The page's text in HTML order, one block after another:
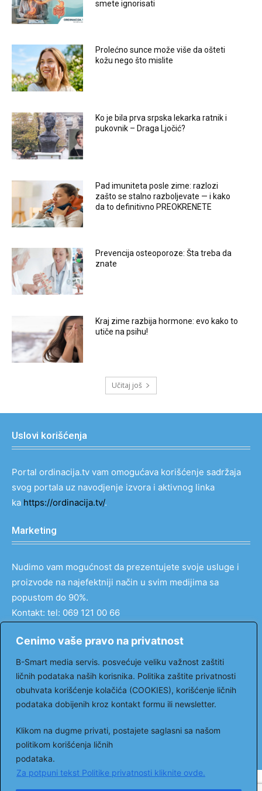
Cenimo vaše pravo na privatnost
B-Smart media servis. posvećuje veliku važnost zaštiti
ličnih podataka naših korisnika. Politika zaštite privatnosti
obuhvata korišćenje kolačića (COOKIES), korišćenje ličnih
podataka dobijenih kroz kontakt formu ili newsletter.
Klikom na dugme privati, postajete saglasni sa našom
politikom korišćenja ličnih
podataka.
Za potpuni tekst Politike privatnosti kliknite ovde.
smete ignorisati
Prolećno sunce može više da ošteti
kožu nego što mislite
Ko je bila prva srpska lekarka ratnik i
pukovnik – Draga Ljočić?
Pad imuniteta posle zime: razlozi
zašto se stalno razboljevate — i kako
da to definitivno PREOKRENETE
Prevencija osteoporoze: Šta treba da
znate
Kraj zime razbija hormone: evo kako to
utiče na psihu!
Učitaj još
Uslovi korišćenja
Portal ordinacija.tv vam omogućava korišćenje sadržaja
svog portala uz navodjenje izvora i aktivnog linka
ka https://ordinacija.tv/.
Marketing
Nudimo vam mogućnost da prezentujete svoje usluge i
proizvode na najefektniji način u svim medijima sa
popustom do 90%.
Kontakt: tel: 069 121 00 66
Pratite nas
Facebook Youtube
© 2023. All rights reserved. Moja ordinacija portal.